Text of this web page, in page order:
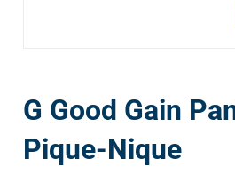
G Good Gain
Pique-Nique